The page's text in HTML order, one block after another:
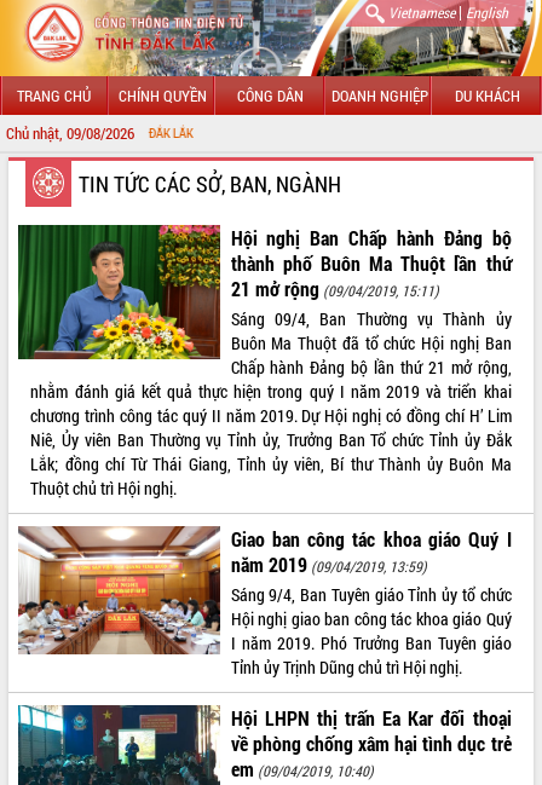
Vietnamese| English
TRANG CHỦ CHÍNH QUYỀN CÔNG DÂN DOANH NGHIỆP DU KHÁCH
Chủ nhật, 09/08/2026
GIỚI THIỆU
LÃNH ĐẠO UBND TỈNH
TIN TỨC SỰ KIỆN
SỞ, BAN, NGÀNH
THÔNG TIN CHỈ ĐẠO ĐIỀU HÀNH
HỆ THỐNG VĂN BẢN
VĂN BẢN HĐND TỈNH
ĐIỂM TIN VĂN BẢN
QUY HOẠCH - KẾ HOẠCH
TIN TỨC CÁC SỞ, BAN, NGÀNH
Hội nghị Ban Chấp hành Đảng bộ
thành phố Buôn Ma Thuột lần thứ
21 mở rộng (09/04/2019, 15:11)
Sáng 09/4, Ban Thường vụ Thành ủy
Buôn Ma Thuột đã tổ chức Hội nghị Ban
Chấp hành Đảng bộ lần thứ 21 mở rộng,
nhằm đánh giá kết quả thực hiện trong quý I năm 2019 và triển khai
chương trình công tác quý II năm 2019. Dự Hội nghị có đồng chí H’ Lim
Niê, Ủy viên Ban Thường vụ Tỉnh ủy, Trưởng Ban Tổ chức Tỉnh ủy Đắk
Lắk; đồng chí Từ Thái Giang, Tỉnh ủy viên, Bí thư Thành ủy Buôn Ma
Thuột chủ trì Hội nghị.
Giao ban công tác khoa giáo Quý I
năm 2019 (09/04/2019, 13:59)
Sáng 9/4, Ban Tuyên giáo Tỉnh ủy tổ chức
Hội nghị giao ban công tác khoa giáo Quý
I năm 2019. Phó Trưởng Ban Tuyên giáo
Tỉnh ủy Trịnh Dũng chủ trì Hội nghị.
Hội LHPN thị trấn Ea Kar đối thoại
về phòng chống xâm hại tình dục trẻ
em (09/04/2019, 10:40)